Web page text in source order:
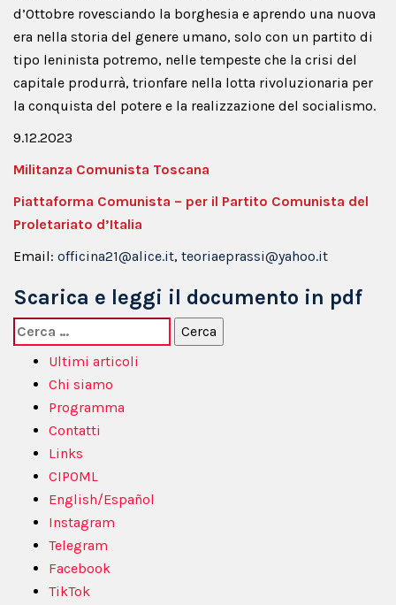
d’Ottobre rovesciando la borghesia e aprendo una nuova
era nella storia del genere umano, solo con un partito di
tipo leninista potremo, nelle tempeste che la crisi del
capitale produrrà, trionfare nella lotta rivoluzionaria per
la conquista del potere e la realizzazione del socialismo.
9.12.2023
Militanza Comunista Toscana
Piattaforma Comunista – per il Partito Comunista del
Proletariato d’Italia
Email: officina21@alice.it, teoriaeprassi@yahoo.it
Scarica e leggi il documento in pdf
Ricerca
per:
Ultimi articoli
Chi siamo
Programma
Contatti
Links
CIPOML
English/Español
Instagram
Telegram
Facebook
TikTok